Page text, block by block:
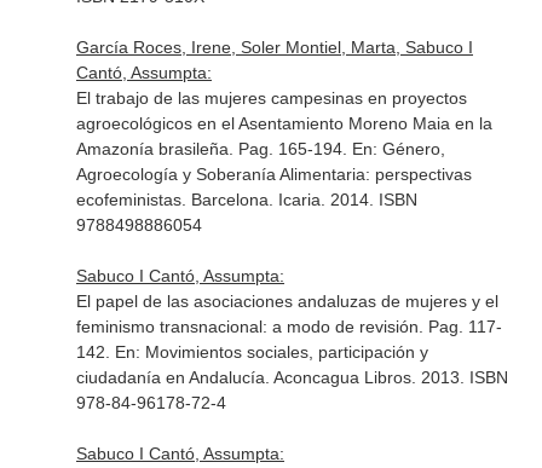
García Roces, Irene, Soler Montiel, Marta, Sabuco I
Cantó, Assumpta:
El trabajo de las mujeres campesinas en proyectos
agroecológicos en el Asentamiento Moreno Maia en la
Amazonía brasileña. Pag. 165-194. En: Género,
Agroecología y Soberanía Alimentaria: perspectivas
ecofeministas. Barcelona. Icaria. 2014. ISBN
9788498886054
Sabuco I Cantó, Assumpta:
El papel de las asociaciones andaluzas de mujeres y el
feminismo transnacional: a modo de revisión. Pag. 117-
142. En: Movimientos sociales, participación y
ciudadanía en Andalucía . Aconcagua Libros. 2013. ISBN
978-84-96178-72-4
Sabuco I Cantó, Assumpta: